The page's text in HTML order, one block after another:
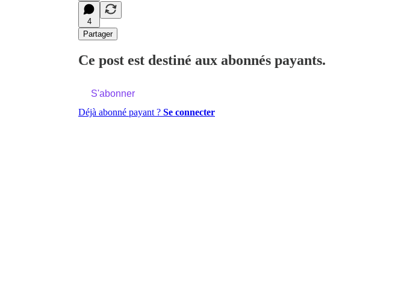
4
Partager
Ce post est destiné aux abonnés payants.
S'abonner
Déjà abonné payant ? Se connecter